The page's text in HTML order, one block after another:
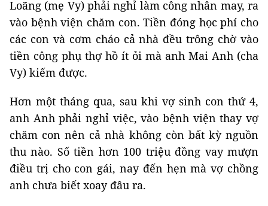
Loãng (mẹ Vy) phải nghỉ làm công nhân may, ra
vào bệnh viện chăm con. Tiền đóng học phí cho
các con và cơm cháo cả nhà đều trông chờ vào
tiền công phụ thợ hồ ít ỏi mà anh Mai Anh (cha
Vy) kiếm được.
Hơn một tháng qua, sau khi vợ sinh con thứ 4,
anh Anh phải nghỉ việc, vào bệnh viện thay vợ
chăm con nên cả nhà không còn bất kỳ nguồn
thu nào. Số tiền hơn 100 triệu đồng vay mượn
điều trị cho con gái, nay đến hẹn mà vợ chồng
anh chưa biết xoay đâu ra.